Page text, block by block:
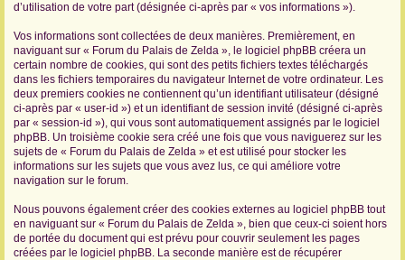
d’utilisation de votre part (désignée ci-après par « vos informations »).
Vos informations sont collectées de deux manières. Premièrement, en
naviguant sur « Forum du Palais de Zelda », le logiciel phpBB créera un
certain nombre de cookies, qui sont des petits fichiers textes téléchargés
dans les fichiers temporaires du navigateur Internet de votre ordinateur. Les
deux premiers cookies ne contiennent qu’un identifiant utilisateur (désigné
ci-après par « user-id ») et un identifiant de session invité (désigné ci-après
par « session-id »), qui vous sont automatiquement assignés par le logiciel
phpBB. Un troisième cookie sera créé une fois que vous naviguerez sur les
sujets de « Forum du Palais de Zelda » et est utilisé pour stocker les
informations sur les sujets que vous avez lus, ce qui améliore votre
navigation sur le forum.
Nous pouvons également créer des cookies externes au logiciel phpBB tout
en naviguant sur « Forum du Palais de Zelda », bien que ceux-ci soient hors
de portée du document qui est prévu pour couvrir seulement les pages
créées par le logiciel phpBB. La seconde manière est de récupérer